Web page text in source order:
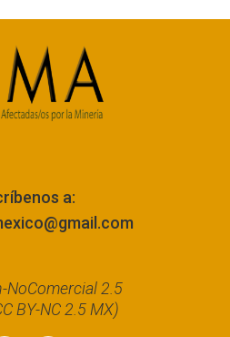
a:
NoComercial 2.5
BY-NC 2.5 MX)